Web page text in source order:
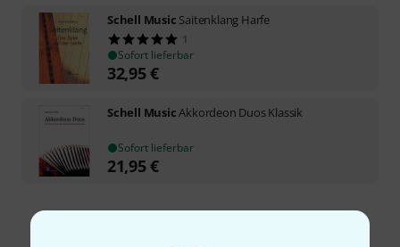
Schell Music Saitenklang Harfe
1
Sofort lieferbar
32,95€
Schell MusicAkkordeon Duos Klassik
Sofort lieferbar
21,95€